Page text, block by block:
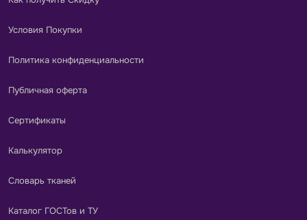
Условия Покупки
Политика конфиденциальности
Публичная оферта
Сертификаты
Калькулятор
Словарь тканей
Каталог ГОСТов и ТУ